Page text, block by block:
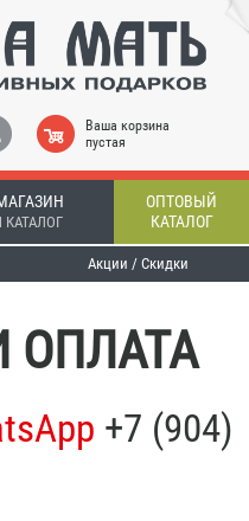
Ваша корзина
пустая
ОПТОВЫЙ
КАТАЛОГ
Акции / Скидки
ОПЛАТА
+7 (904)